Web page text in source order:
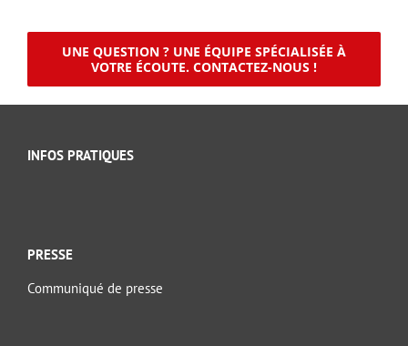
UNE QUESTION ? UNE ÉQUIPE SPÉCIALISÉE À
VOTRE ÉCOUTE. CONTACTEZ-NOUS !
INFOS PRATIQUES
PRESSE
Communiqué de presse